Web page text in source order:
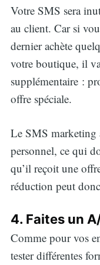
Votre SMS sera
au client. Car si
dernier achète
votre boutique, il
supplémentaire :
offre spéciale.
Le SMS marketing
personnel, ce qui
qu’il reçoit une
réduction peut
4. Faites un
Comme pour vos
tester différentes